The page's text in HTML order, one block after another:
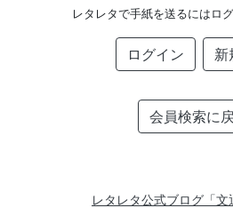
レタレタで手紙を送るにはロ
ログイン 新
会員検索に
レタレタ公式ブログ「文